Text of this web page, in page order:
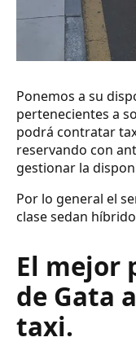
Ponemos a su
pertenecientes a
podrá contratar
reservando con
gestionar la
Por lo general el
clase sedan
El mejor
de Gata
taxi.